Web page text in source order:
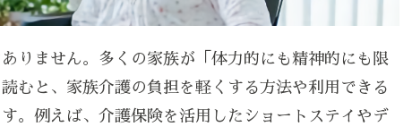
りません。多くの家族が「体力的にも精神的にも限
むと、家族介護の負担を軽くする方法や利用できる
。例えば、介護保険を活用したショートステイやデ